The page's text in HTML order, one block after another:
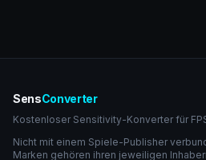
SensConverter
Kostenloser Sensitivity-Konverter für
Nicht mit einem Spiele-Publisher
Marken gehören ihren jeweiligen